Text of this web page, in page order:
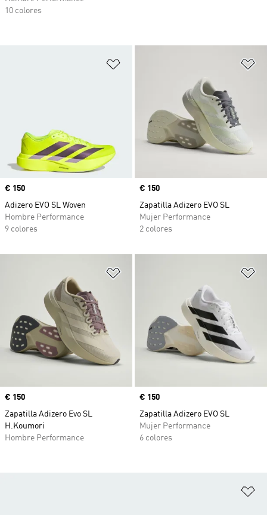
Precio
€ 150
Adizero EVO SL Woven
Hombre Performance
9 colores
Precio
€ 150
Zapatilla Adizero EVO SL
Mujer Performance
2 colores
Precio
€ 150
Zapatilla Adizero Evo SL
H.Koumori
Hombre Performance
Precio
€ 150
Zapatilla Adizero EVO SL
Mujer Performance
6 colores
10 colores